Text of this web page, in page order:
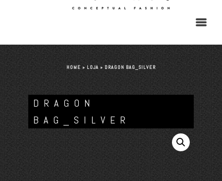
HOME » LOJA » DRAGON BAG_SILVER
DRAGON
BAG_SILVER